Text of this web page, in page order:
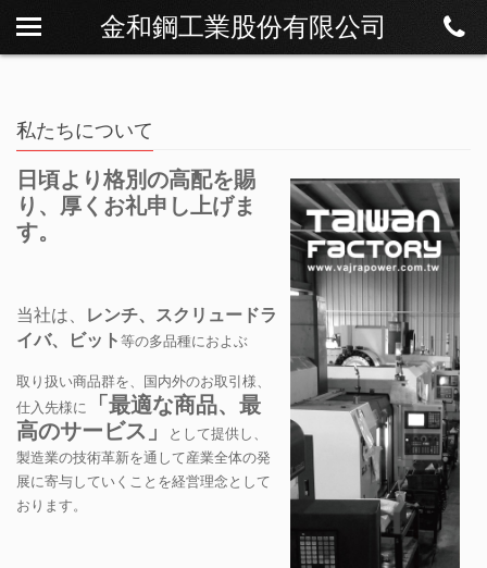
金和鋼工業股份有限公司
私たちについて
製品紹介
ダウンロード
連絡方法
私たちについて
日頃より格別の高配を賜
り、厚くお礼申し上げま
す。
当社は、 レンチ、スクリュードラ
イバ、ビット等の多品種におよぶ
取り扱い商品群を、国内外のお取引様、
仕入先様に
「最適な商品、最
高のサービス」
として提供し、
製造業の技術革新を通して産業全体の発
展に寄与していくことを経営理念として
おります。